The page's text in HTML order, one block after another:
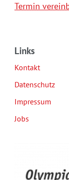
Termin
Links
Kontakt
Datenschutz
Impressum
Jobs